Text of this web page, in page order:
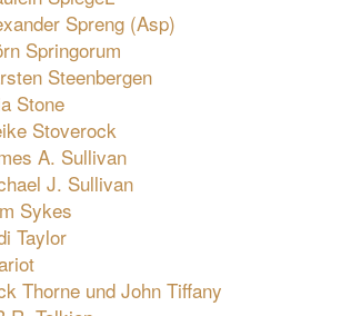
Spreng (Asp)
Springorum
Steenbergen
Stone
Stoverock
A. Sullivan
J. Sullivan
Sykes
Taylor
Thorne und John Tiffany